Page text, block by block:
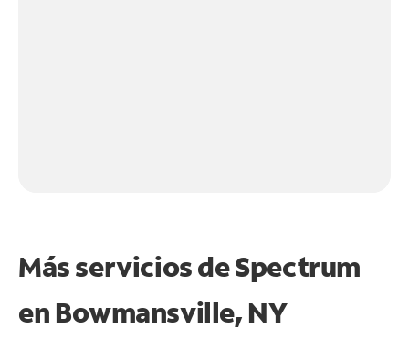
Más servicios de Spectrum
en Bowmansville, NY